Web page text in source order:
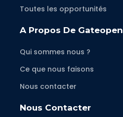
Toutes les opportunités
A Propos De Gateopen
Qui sommes nous ?
Ce que nous faisons
Nous contacter
Nous Contacter